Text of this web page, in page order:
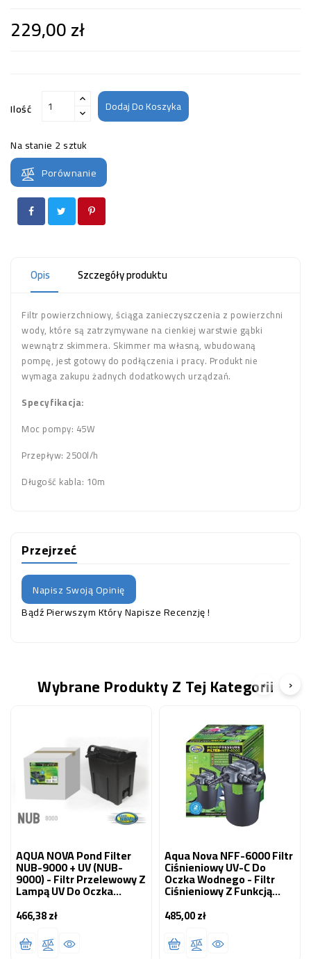
229,00 zł
Ilość Dodaj Do Koszyka
Na stanie 2 sztuk
Porównanie
Opis Szczegóły produktu
Filtr powierzchniowy, ściąga zanieczyszczenia z powierzchni
wody, które są zatrzymywane na cienkiej warstwie gąbki
wewnątrz skimmera. Skimmer ma własną, wbudowaną
pompę, jest gotowy do podłączenia i pracy. Produkt nie
wymaga zakupu żadnych dodatkowych urządzań.
Specyfikacja:
Moc pompy: 45W
Przepływ: 2500l/h
Długość kabla: 10m
Przejrzeć
Napisz Swoją Opinię
Bądź Pierwszym Który Napisze Recenzję !
Wybrane Produkty Z Tej Kategorii
AQUA NOVA Pond Filter
NUB-9000 + UV (NUB-
9000) - Filtr Przelewowy Z
Lampą UV Do Oczka
Wodnego
466,38 złCena
Aqua Nova NFF-6000 Filtr
Ciśnieniowy UV-C Do
Oczka Wodnego - Filtr
Ciśnieniowy Z Funkcją
Samoczyszczenia Do
Oczka 500-6000l
485,00 złCena
‹ ›